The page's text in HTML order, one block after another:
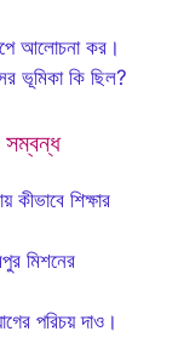
আলোচনা কর।
ভূমিকা কি ছিল?
সম্বন্ধ
কীভাবে শিক্ষার
মিশনের
পরিচয় দাও।